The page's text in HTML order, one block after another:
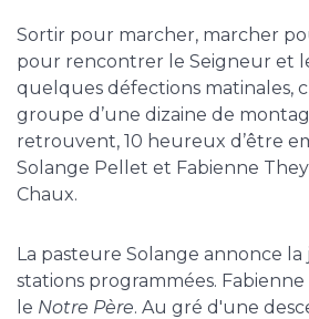
Sortir pour marcher, marcher
pour rencontrer le Seigneur et
quelques défections matinales,
groupe d’une dizaine de
retrouvent, 10 heureux d’être
Solange Pellet et Fabienne
Chaux.
La pasteure Solange annonce
stations programmées.
le Notre Père. Au gré d'une